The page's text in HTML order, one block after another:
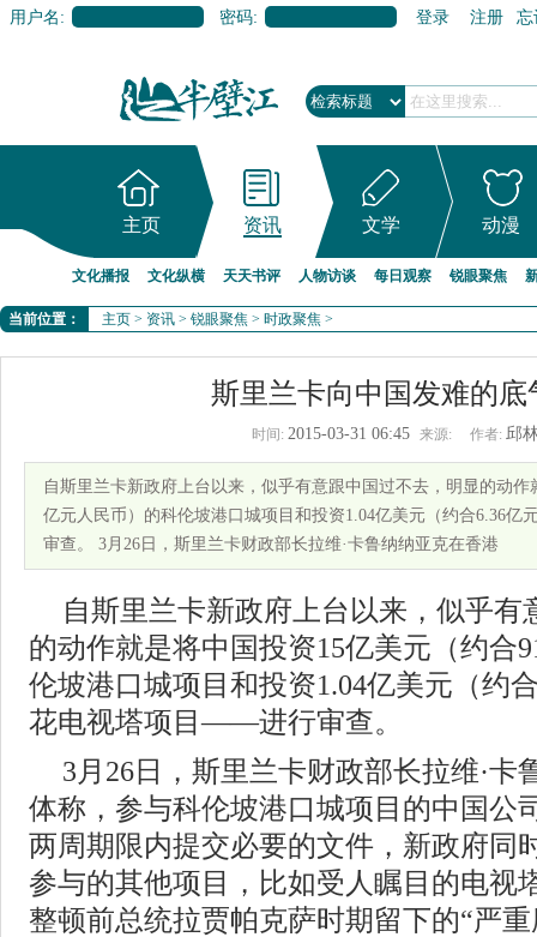
用户名: 密码: 登录 注册 忘
主页 资讯 文学 动漫
文化播报 文化纵横 天天书评 人物访谈 每日观察 锐眼聚焦
当前位置： 主页 > 资讯 > 锐眼聚焦 > 时政聚焦 >
斯里兰卡向中国发难的底
时间: 2015-03-31 06:45 来源: 作者: 邱
自斯里兰卡新政府上台以来，似乎有意跟中国过不去，明显的动
亿元人民币）的科伦坡港口城项目和投资1.04亿美元（约合6.36
审查。 3月26日，斯里兰卡财政部长拉维·卡鲁纳纳亚克在香港
自斯里兰卡新政府上台以来，似乎有
的动作就是将中国投资15亿美元（约合
伦坡港口城项目和投资1.04亿美元（约
花电视塔项目——进行审查。
3月26日，斯里兰卡财政部长拉维·卡
体称，参与科伦坡港口城项目的中国公
两周期限内提交必要的文件，新政府同
参与的其他项目，比如受人瞩目的电视
整顿前总统拉贾帕克萨时期留下的“严